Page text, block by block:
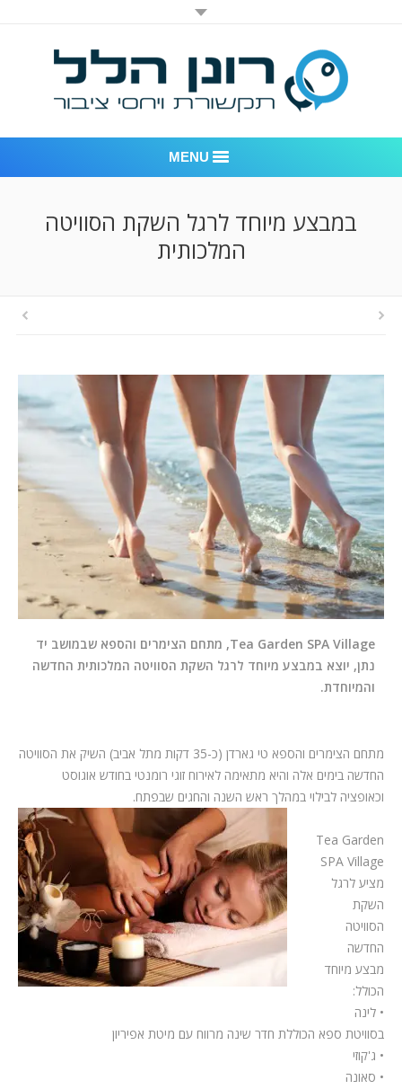
MENU
אודות החברה
המלצות
ניהול מוניטין
צור קשר
במבצע מיוחד לרגל השקת הסוויטה
המלכותית
Tea Garden SPA Village, מתחם הצימרים והספא שבמושב יד
נתן, יוצא במבצע מיוחד לרגל השקת הסוויטה המלכותית החדשה
והמיוחדת.
מתחם הצימרים והספא טי גארדן (כ-35 דקות מתל אביב) השיק את הסוויטה
החדשה בימים אלה והיא מתאימה לאירוח זוגי רומנטי בחודש אוגוסט
וכאופציה לבילוי במהלך ראש השנה והחגים שבפתח.
Tea Garden
SPA Village
מציע לרגל
השקת
הסוויטה
החדשה
מבצע מיוחד
הכולל:
• לינה
בסוויטת ספא הכוללת חדר שינה מרווח עם מיטת אפיריון
• ג'קוזי
• סאונה